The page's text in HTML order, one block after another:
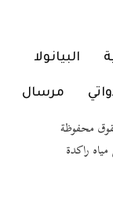
البيانولا
مرسال
راكدة